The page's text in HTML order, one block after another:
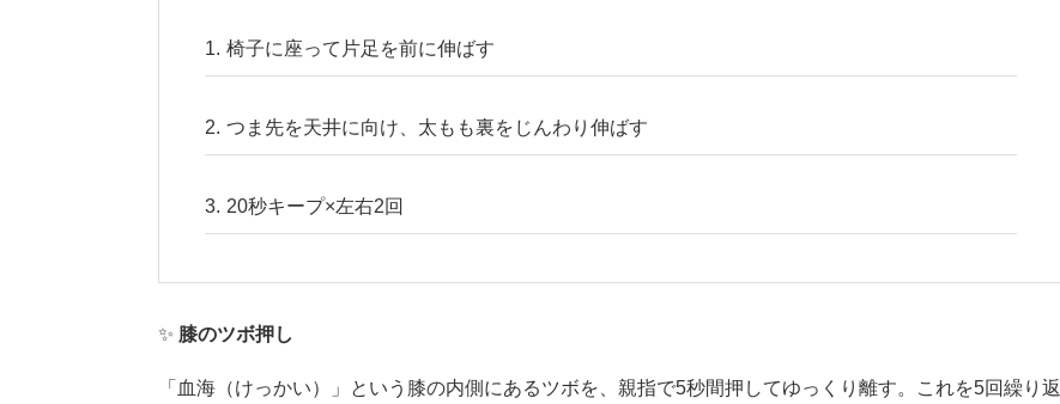
椅子に座って片足を前に伸ばす
つま先を天井に向け、太もも裏をじんわり伸ばす
20秒キープ×左右2回
✨ 膝のツボ押し
「血海（けっかい）」という膝の内側にあるツボを、親指で5秒間押してゆっくり離す。これを5回繰り返